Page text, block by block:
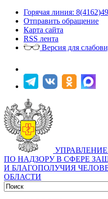
Горячая линия:
Отправить обращение
Карта сайта
RSS лента
Версия для
ПО НАДЗОРУ В СФЕРЕ
И БЛАГОПОЛУЧИЯ
ОБЛАСТИ